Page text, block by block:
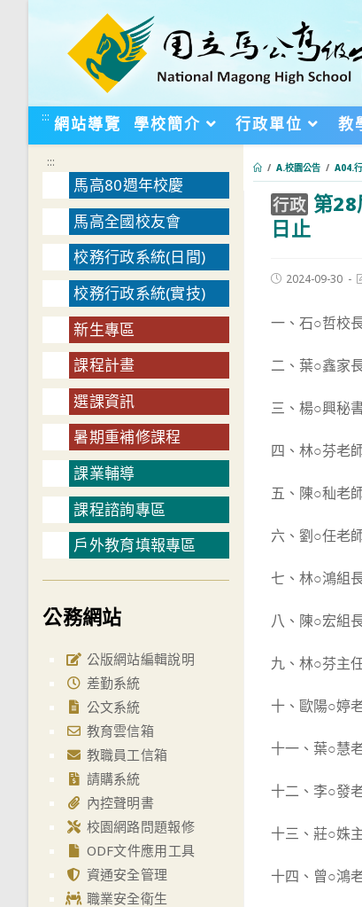
::: 網站導覽 學校簡介 行政單位 教
/ A.校園公告 / A04.
行政 第
日止
Post2024-09-30
一、石○哲校
二、葉○鑫家
三、楊○興秘
四、林○芬老
五、陳○秈老
六、劉○任老
七、林○鴻組
八、陳○宏組
九、林○芬主
十、歐陽○婷
十一、葉○慧
十二、李○發
十三、莊○姝
十四、曾○鴻
:::
馬高80週年校慶
馬高全國校友會
校務行政系統(日間)
校務行政系統(實技)
新生專區
課程計畫
選課資訊
暑期重補修課程
課業輔導
課程諮詢專區
戶外教育填報專區
公務網站
公版網站編輯說明
差勤系統
公文系統
教育雲信箱
教職員工信箱
請購系統
內控聲明書
校園網路問題報修
ODF文件應用工具
資通安全管理
職業安全衛生